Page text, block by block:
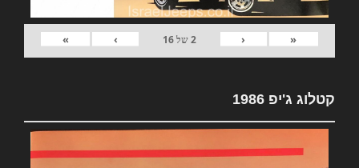
«
‹
2של16
›
»
קטלוג ג'יפ 1986